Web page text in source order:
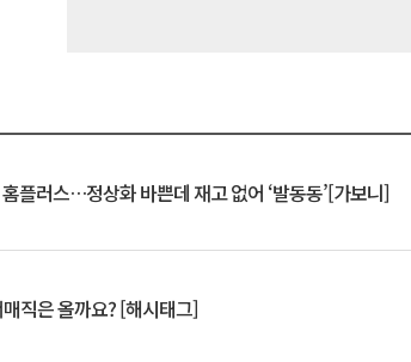
플러스…정상화 바쁜데 재고 없어 ‘발동동’[가보니]
직은 올까요? [해시태그]